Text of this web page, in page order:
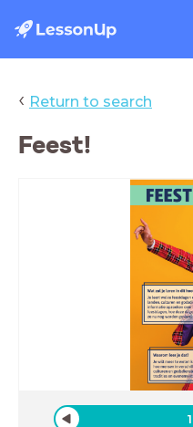
‹ Return to search
Feest!
1